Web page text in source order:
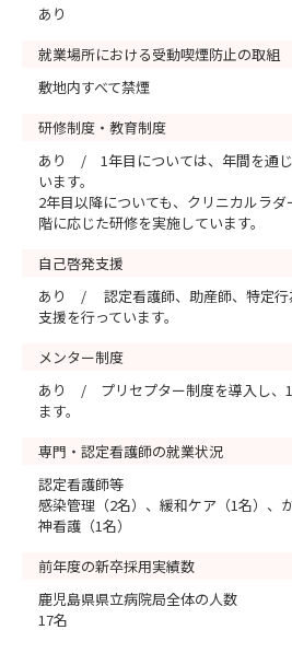
あり
就業場所における受動喫煙防止の取組
敷地内すべて禁煙
研修制度・教育制度
あり / 1年目については、年間を通じ
います。
2年目以降についても、クリニカルラ
階に応じた研修を実施しています。
自己啓発支援
あり / 認定看護師、助産師、特定行
支援を行っています。
メンター制度
あり / プリセプター制度を導入し、1
ます。
専門・認定看護師の就業状況
認定看護師等
感染管理（2名）、緩和ケア（1名）、
神看護（1名）
前年度の新卒採用実績数
鹿児島県県立病院局全体の人数
17名